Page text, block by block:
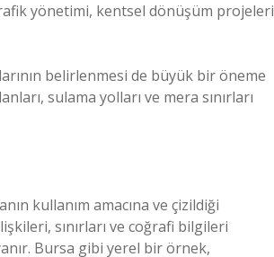
yönetimi, kentsel dönüşüm projeleri
belirlenmesi de büyük bir öneme
sulama yolları ve mera sınırları
kullanım amacına ve çizildiği
sınırları ve coğrafi bilgileri
Bursa gibi yerel bir örnek,